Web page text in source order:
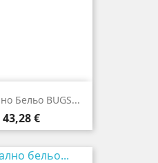
Бельо BUGS...
Цена
43,28 €